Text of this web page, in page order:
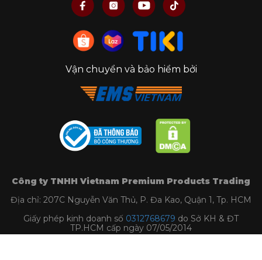
Vận chuyển và bảo hiểm bởi
Công ty TNHH Vietnam Premium Products Trading
Địa chỉ: 207C Nguyễn Văn Thủ, P. Đa Kao, Quận 1, Tp. HCM
Giấy phép kinh doanh số 0312768679 do Sở KH & ĐT
TP.HCM cấp ngày 07/05/2014